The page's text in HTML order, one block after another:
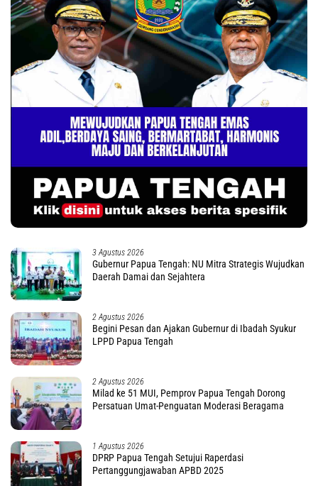
3 Agustus 2026
Gubernur Papua Tengah: NU Mitra Strategis Wujudkan
Daerah Damai dan Sejahtera
2 Agustus 2026
Begini Pesan dan Ajakan Gubernur di Ibadah Syukur
LPPD Papua Tengah
2 Agustus 2026
Milad ke 51 MUI, Pemprov Papua Tengah Dorong
Persatuan Umat-Penguatan Moderasi Beragama
1 Agustus 2026
DPRP Papua Tengah Setujui Raperdasi
Pertanggungjawaban APBD 2025